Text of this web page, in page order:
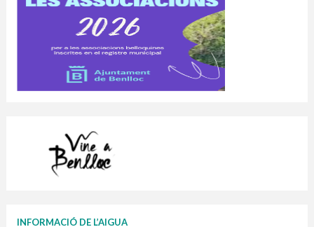
INFORMACIÓ DE L’AIGUA